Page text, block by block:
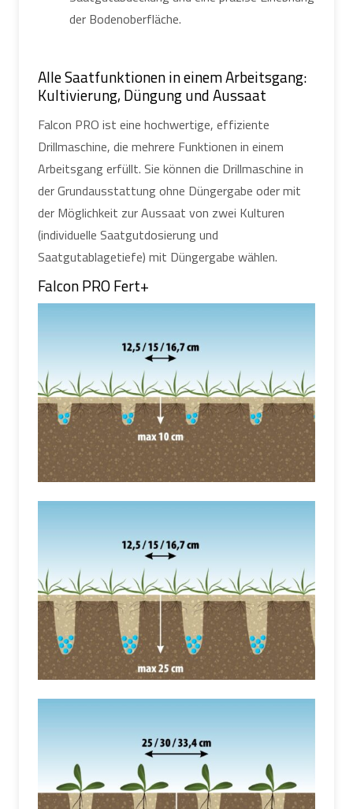
der Bodenoberfläche.
Alle Saatfunktionen in einem Arbeitsgang:
Kultivierung, Düngung und Aussaat
Falcon PRO ist eine hochwertige, effiziente
Drillmaschine, die mehrere Funktionen in einem
Arbeitsgang erfüllt. Sie können die Drillmaschine in
der Grundausstattung ohne Düngergabe oder mit
der Möglichkeit zur Aussaat von zwei Kulturen
(individuelle Saatgutdosierung und
Saatgutablagetiefe) mit Düngergabe wählen.
Falcon PRO Fert+